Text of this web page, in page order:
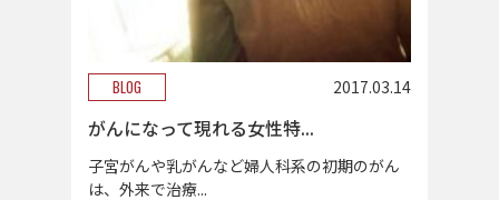
BLOG 2017.03.14
がんになって現れる女性特...
子宮がんや乳がんなど婦人科系の初期のがん
は、外来で治療...